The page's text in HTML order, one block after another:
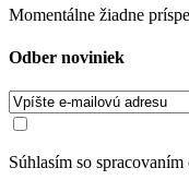
Momentálne žiadne
Odber noviniek
Súhlasím so